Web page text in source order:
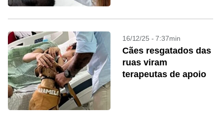
16/12/25 - 7:37min
Cães resgatados das
ruas viram
terapeutas de apoio